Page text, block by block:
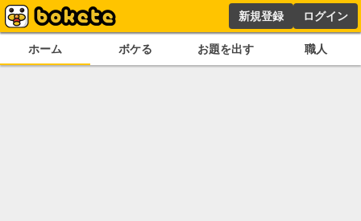
新規登録 ログイン
ホーム ボケる お題を出す 職人